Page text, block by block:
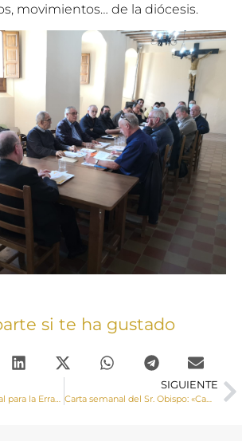
movimientos… de la diócesis.
si te ha gustado
En el Día Internacional para la Erradicación de la Pobreza, Cáritas diocesana de Cuenca llama al cumplimiento de los objetivos de desarrollo sostenible
SIGUIENTE
Carta semanal del Sr. Obispo: «Caminar sinodalmente requiere saber escuchar»